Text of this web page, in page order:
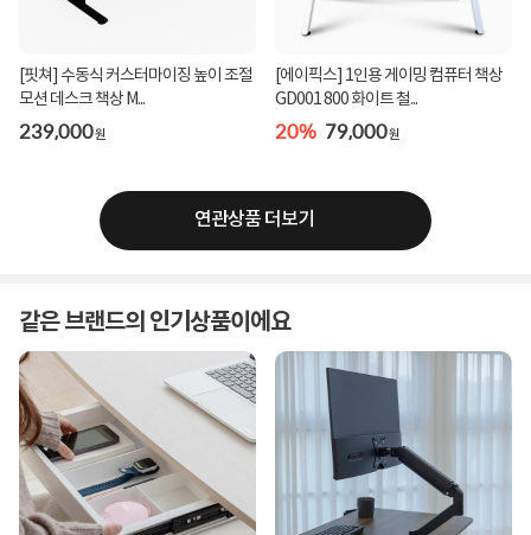
[핏쳐] 수동식 커스터마이징 높이 조절
모션 데스크 책상 M...
239,000원
[에이픽스] 1인용 게이밍 컴퓨터 책상
GD001 800 화이트 철...
20% 79,000원
연관상품 더보기
같은 브랜드의 인기상품이에요